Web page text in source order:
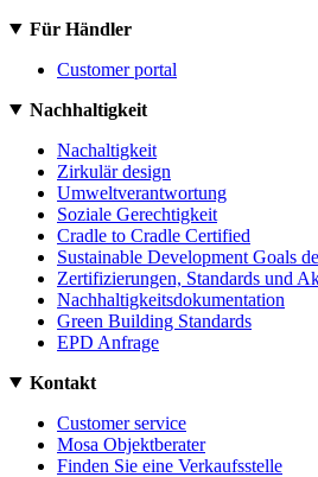
Für Händler
Customer portal
Nachhaltigkeit
Nachaltigkeit
Zirkulär design
Umweltverantwortung
Soziale Gerechtigkeit
Cradle to Cradle Certified
Sustainable Development Goals
Zertifizierungen, Standards und
Nachhaltigkeitsdokumentation
Green Building Standards
EPD Anfrage
Kontakt
Customer service
Mosa Objektberater
Finden Sie eine Verkaufsstelle